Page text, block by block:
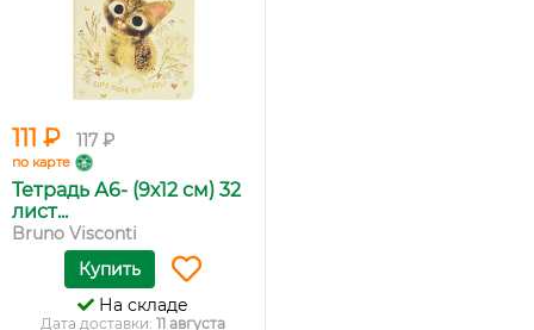
111 ₽ 117 ₽
по карте
Тетрадь А6- (9х12 см) 32
лист...
Bruno Visconti
Купить
На складе
Дата доставки: 11 августа